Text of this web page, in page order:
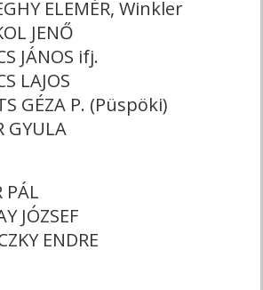
ELEMÉR, Winkler
JENŐ
JÁNOS ifj.
LAJOS
GÉZA P. (Püspöki)
GYULA
PÁL
JÓZSEF
ENDRE